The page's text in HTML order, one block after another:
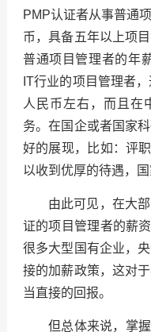
PMP认证者从事普通
币，具备五年以上项
普通项目管理者的年
IT行业的项目管理者
人民币左右，而且在
务。在国企或者国家
好的展现，比如：评
以收到优厚的待遇，
由此可见，在大
证的项目管理者的薪
很多大型国有企业，
接的加薪政策，这对
当直接的回报。
但总体来说，掌